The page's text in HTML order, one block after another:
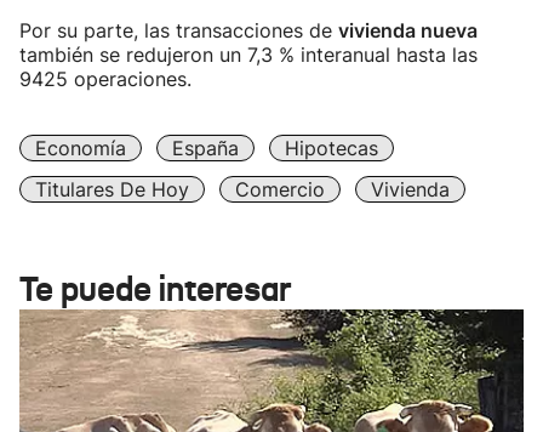
Por su parte, las transacciones de vivienda nueva
también se redujeron un 7,3 % interanual hasta las
9425 operaciones.
Economía España
Hipotecas
Titulares De Hoy
Comercio Vivienda
Te puede interesar